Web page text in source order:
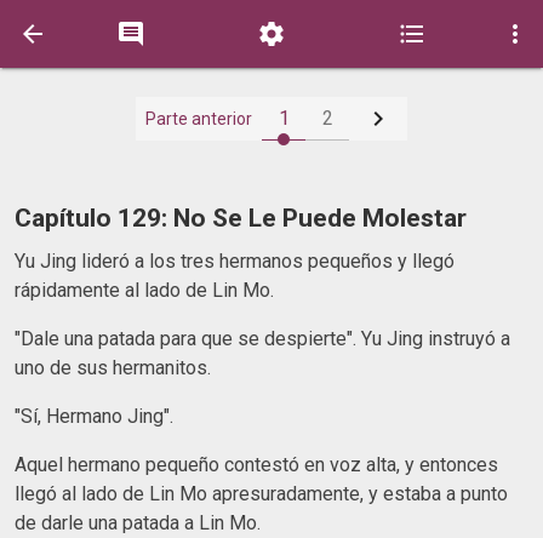
    
Parte anterior 1 2 
Capítulo 129: No Se Le Puede Molestar
Yu Jing lideró a los tres hermanos pequeños y llegó
rápidamente al lado de Lin Mo.
"Dale una patada para que se despierte". Yu Jing instruyó a
uno de sus hermanitos.
"Sí, Hermano Jing".
Aquel hermano pequeño contestó en voz alta, y entonces
llegó al lado de Lin Mo apresuradamente, y estaba a punto
de darle una patada a Lin Mo.